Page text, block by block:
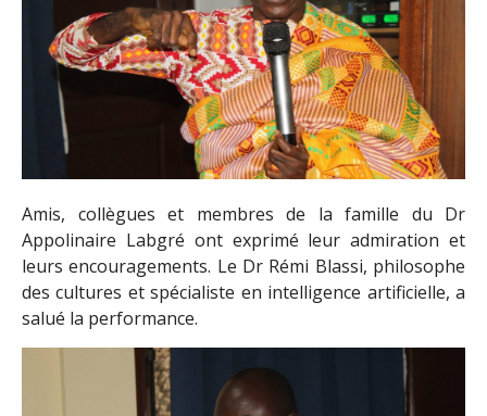
Amis, collègues et membres de la famille du Dr
Appolinaire Labgré ont exprimé leur admiration et
leurs encouragements. Le Dr Rémi Blassi, philosophe
des cultures et spécialiste en intelligence artificielle, a
salué la performance.